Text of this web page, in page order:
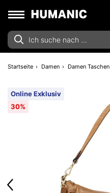
Startseite Damen Damen Taschen
Online Exklusiv
30%